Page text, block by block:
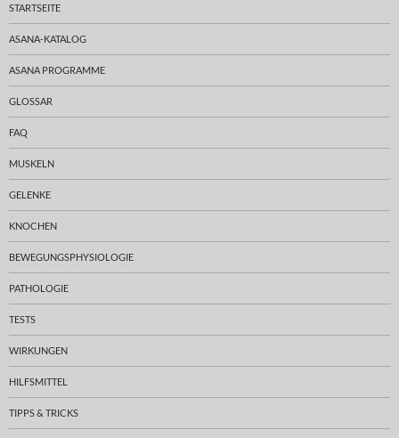
STARTSEITE
ASANA-KATALOG
ASANA PROGRAMME
GLOSSAR
FAQ
MUSKELN
GELENKE
KNOCHEN
BEWEGUNGSPHYSIOLOGIE
PATHOLOGIE
TESTS
WIRKUNGEN
HILFSMITTEL
TIPPS & TRICKS